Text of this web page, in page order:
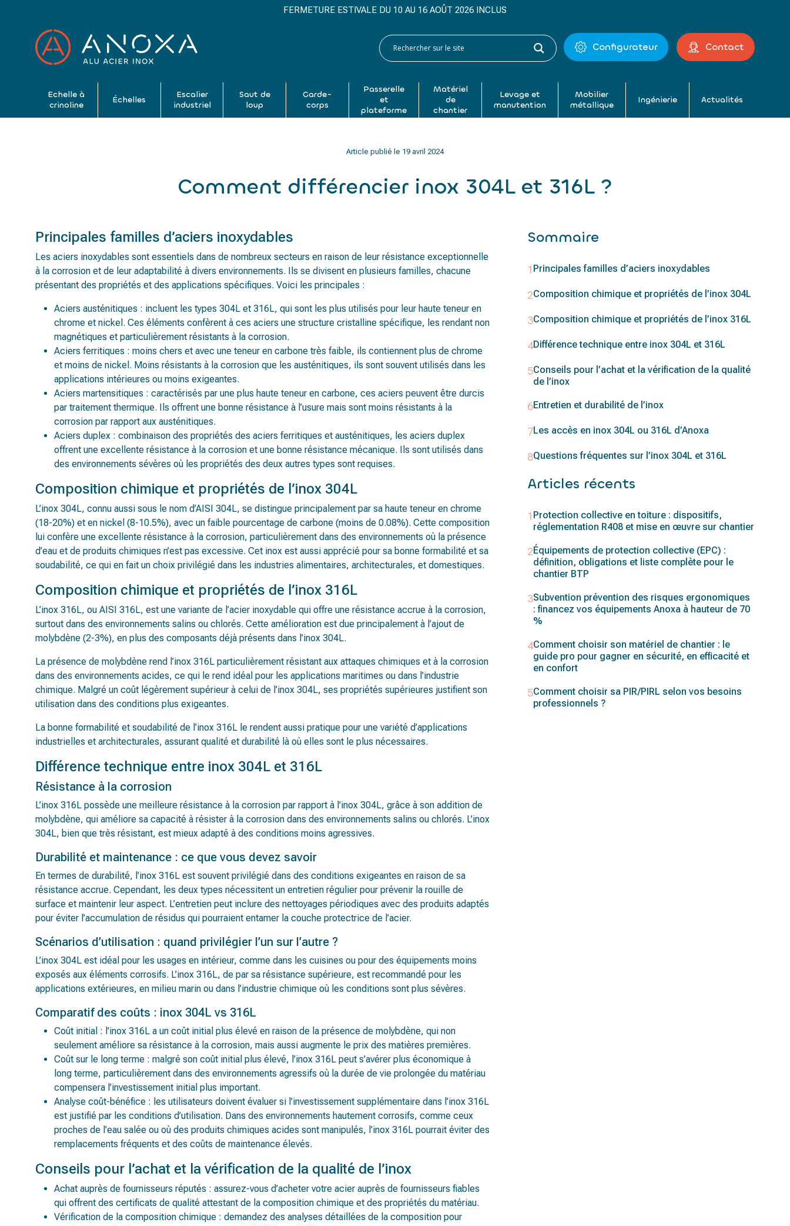
FERMETURE ESTIVALE DU 10 AU 16 AOÛT 2026 INCLUS
Configurateur Contact
Echelle à
crinoline
Échelles
Escalier
industriel
Saut de
loup
Garde-
corps
Passerelle
et
plateforme
Matériel
de
chantier
Levage et
manutention
Mobilier
métallique
Ingénierie Actualités
Article publié le 19 avril 2024
Comment différencier inox 304L et 316L ?
Principales familles d’aciers inoxydables
Les aciers inoxydables sont essentiels dans de nombreux secteurs en raison de leur résistance exceptionnelle
à la corrosion et de leur adaptabilité à divers environnements. Ils se divisent en plusieurs familles, chacune
présentant des propriétés et des applications spécifiques. Voici les principales :
Aciers austénitiques : incluent les types 304L et 316L, qui sont les plus utilisés pour leur haute teneur en
chrome et nickel. Ces éléments confèrent à ces aciers une structure cristalline spécifique, les rendant non
magnétiques et particulièrement résistants à la corrosion.
Aciers ferritiques : moins chers et avec une teneur en carbone très faible, ils contiennent plus de chrome
et moins de nickel. Moins résistants à la corrosion que les austénitiques, ils sont souvent utilisés dans les
applications intérieures ou moins exigeantes.
Aciers martensitiques : caractérisés par une plus haute teneur en carbone, ces aciers peuvent être durcis
par traitement thermique. Ils offrent une bonne résistance à l’usure mais sont moins résistants à la
corrosion par rapport aux austénitiques.
Aciers duplex : combinaison des propriétés des aciers ferritiques et austénitiques, les aciers duplex
offrent une excellente résistance à la corrosion et une bonne résistance mécanique. Ils sont utilisés dans
des environnements sévères où les propriétés des deux autres types sont requises.
Composition chimique et propriétés de l’inox 304L
L’inox 304L, connu aussi sous le nom d’AISI 304L, se distingue principalement par sa haute teneur en chrome
(18-20%) et en nickel (8-10.5%), avec un faible pourcentage de carbone (moins de 0.08%). Cette composition
lui confère une excellente résistance à la corrosion, particulièrement dans des environnements où la présence
d’eau et de produits chimiques n’est pas excessive. Cet inox est aussi apprécié pour sa bonne formabilité et sa
soudabilité, ce qui en fait un choix privilégié dans les industries alimentaires, architecturales, et domestiques.
Composition chimique et propriétés de l’inox 316L
L’inox 316L, ou AISI 316L, est une variante de l’acier inoxydable qui offre une résistance accrue à la corrosion,
surtout dans des environnements salins ou chlorés. Cette amélioration est due principalement à l’ajout de
molybdène (2-3%), en plus des composants déjà présents dans l’inox 304L.
La présence de molybdène rend l’inox 316L particulièrement résistant aux attaques chimiques et à la corrosion
dans des environnements acides, ce qui le rend idéal pour les applications maritimes ou dans l’industrie
chimique. Malgré un coût légèrement supérieur à celui de l’inox 304L, ses propriétés supérieures justifient son
utilisation dans des conditions plus exigeantes.
La bonne formabilité et soudabilité de l’inox 316L le rendent aussi pratique pour une variété d’applications
industrielles et architecturales, assurant qualité et durabilité là où elles sont le plus nécessaires.
Différence technique entre inox 304L et 316L
Résistance à la corrosion
L’inox 316L possède une meilleure résistance à la corrosion par rapport à l’inox 304L, grâce à son addition de
molybdène, qui améliore sa capacité à résister à la corrosion dans des environnements salins ou chlorés. L’inox
304L, bien que très résistant, est mieux adapté à des conditions moins agressives.
Durabilité et maintenance : ce que vous devez savoir
En termes de durabilité, l’inox 316L est souvent privilégié dans des conditions exigeantes en raison de sa
résistance accrue. Cependant, les deux types nécessitent un entretien régulier pour prévenir la rouille de
surface et maintenir leur aspect. L’entretien peut inclure des nettoyages périodiques avec des produits adaptés
pour éviter l’accumulation de résidus qui pourraient entamer la couche protectrice de l’acier.
Scénarios d’utilisation : quand privilégier l’un sur l’autre ?
L’inox 304L est idéal pour les usages en intérieur, comme dans les cuisines ou pour des équipements moins
exposés aux éléments corrosifs. L’inox 316L, de par sa résistance supérieure, est recommandé pour les
applications extérieures, en milieu marin ou dans l’industrie chimique où les conditions sont plus sévères.
Comparatif des coûts : inox 304L vs 316L
Coût initial : l’inox 316L a un coût initial plus élevé en raison de la présence de molybdène, qui non
seulement améliore sa résistance à la corrosion, mais aussi augmente le prix des matières premières.
Coût sur le long terme : malgré son coût initial plus élevé, l’inox 316L peut s’avérer plus économique à
long terme, particulièrement dans des environnements agressifs où la durée de vie prolongée du matériau
compensera l’investissement initial plus important.
Analyse coût-bénéfice : les utilisateurs doivent évaluer si l’investissement supplémentaire dans l’inox 316L
est justifié par les conditions d’utilisation. Dans des environnements hautement corrosifs, comme ceux
proches de l’eau salée ou où des produits chimiques acides sont manipulés, l’inox 316L pourrait éviter des
remplacements fréquents et des coûts de maintenance élevés.
Conseils pour l’achat et la vérification de la qualité de l’inox
Achat auprès de fournisseurs réputés : assurez-vous d’acheter votre acier auprès de fournisseurs fiables
qui offrent des certificats de qualité attestant de la composition chimique et des propriétés du matériau.
Vérification de la composition chimique : demandez des analyses détaillées de la composition pour
Sommaire
Principales familles d’aciers inoxydables
Composition chimique et propriétés de l’inox 304L
Composition chimique et propriétés de l’inox 316L
Différence technique entre inox 304L et 316L
Conseils pour l’achat et la vérification de la qualité
de l’inox
Entretien et durabilité de l’inox
Les accès en inox 304L ou 316L d’Anoxa
Questions fréquentes sur l’inox 304L et 316L
Articles récents
Protection collective en toiture : dispositifs,
réglementation R408 et mise en œuvre sur chantier
Équipements de protection collective (EPC) :
définition, obligations et liste complète pour le
chantier BTP
Subvention prévention des risques ergonomiques
: financez vos équipements Anoxa à hauteur de 70
%
Comment choisir son matériel de chantier : le
guide pro pour gagner en sécurité, en efficacité et
en confort
Comment choisir sa PIR/PIRL selon vos besoins
professionnels ?